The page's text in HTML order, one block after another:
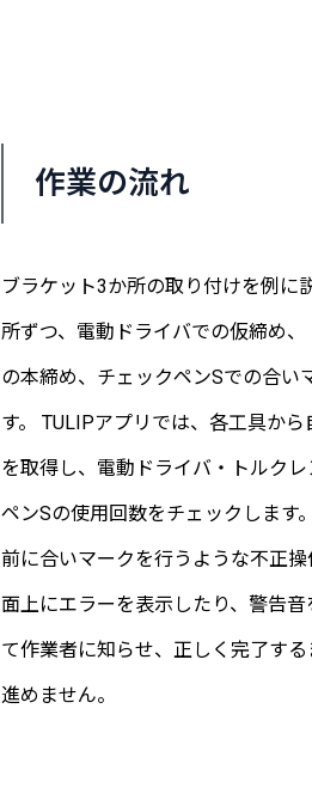
作業の流れ
ブラケット3か所の取り付けを例に
所ずつ、電動ドライバでの仮締め
の本締め、チェックペンSでの合い
す。 TULIPアプリでは、各工具から
を取得し、電動ドライバ・トルク
ペンSの使用回数をチェックします
前に合いマークを行うような不正
面上にエラーを表示したり、警告音
て作業者に知らせ、正しく完了す
進めません。